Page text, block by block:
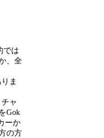
では
、全
ま
ャ
Gok
ーか
の方